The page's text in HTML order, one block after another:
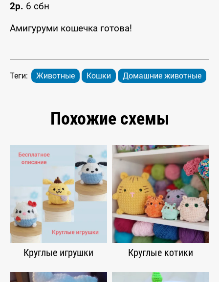
2р. 6 сбн
Амигуруми кошечка готова!
Теги: Животные Кошки Домашние животные
Похожие схемы
Круглые игрушки Круглые котики